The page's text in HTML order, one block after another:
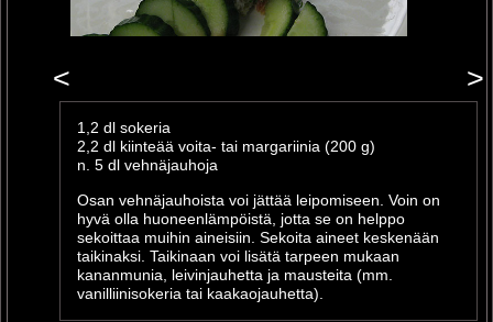
< >
1,2 dl sokeria
2,2 dl kiinteää voita- tai margariinia (200 g)
n. 5 dl vehnäjauhoja
Osan vehnäjauhoista voi jättää leipomiseen. Voin on
hyvä olla huoneenlämpöistä, jotta se on helppo
sekoittaa muihin aineisiin. Sekoita aineet keskenään
taikinaksi. Taikinaan voi lisätä tarpeen mukaan
kananmunia, leivinjauhetta ja mausteita (mm.
vanilliinisokeria tai kaakaojauhetta).